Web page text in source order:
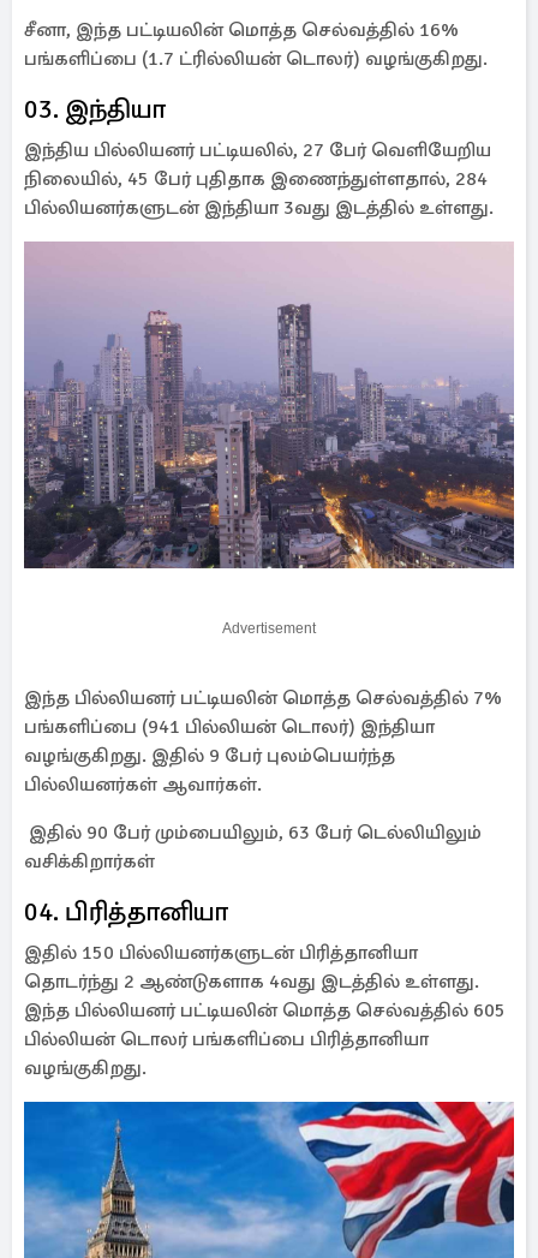
சீனா, இந்த பட்டியலின் மொத்த செல்வத்தில் 16%
பங்களிப்பை (1.7 ட்ரில்லியன் டொலர்) வழங்குகிறது.
03. இந்தியா
இந்திய பில்லியனர் பட்டியலில், 27 பேர் வெளியேறிய
நிலையில், 45 பேர் புதிதாக இணைந்துள்ளதால், 284
பில்லியனர்களுடன் இந்தியா 3வது இடத்தில் உள்ளது.
Advertisement
இந்த பில்லியனர் பட்டியலின் மொத்த செல்வத்தில் 7%
பங்களிப்பை (941 பில்லியன் டொலர்) இந்தியா
வழங்குகிறது. இதில் 9 பேர் புலம்பெயர்ந்த
பில்லியனர்கள் ஆவார்கள்.
இதில் 90 பேர் மும்பையிலும், 63 பேர் டெல்லியிலும்
வசிக்கிறார்கள்
04. பிரித்தானியா
இதில் 150 பில்லியனர்களுடன் பிரித்தானியா
தொடர்ந்து 2 ஆண்டுகளாக 4வது இடத்தில் உள்ளது.
இந்த பில்லியனர் பட்டியலின் மொத்த செல்வத்தில் 605
பில்லியன் டொலர் பங்களிப்பை பிரித்தானியா
வழங்குகிறது.